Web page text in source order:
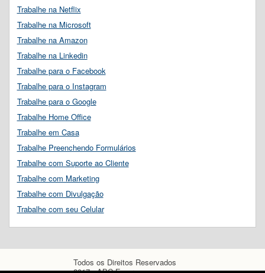
Trabalhe na Netflix
Trabalhe na Microsoft
Trabalhe na Amazon
Trabalhe na Linkedin
Trabalhe para o Facebook
Trabalhe para o Instagram
Trabalhe para o Google
Trabalhe Home Office
Trabalhe em Casa
Trabalhe Preenchendo Formulários
Trabalhe com Suporte ao Cliente
Trabalhe com Marketing
Trabalhe com Divulgação
Trabalhe com seu Celular
Todos os Direitos Reservados